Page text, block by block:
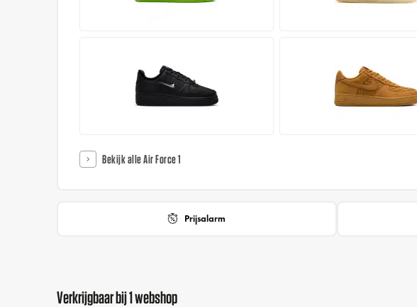
Bekijk alle Air Force 1
Prijsalarm
Verkrijgbaar bij 1 webshop